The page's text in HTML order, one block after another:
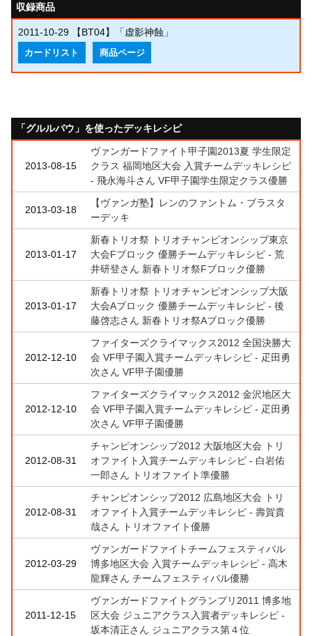
収録商品
2011-10-29 【BT04】「虚影神蝕」
カードリスト 商品ページ
「グルルバウ」を使ったデッキレシピ
2013-08-15
ヴァンガードファイト甲子園2013夏 学生限定
クラス 福岡地区大会 入賞チームデッキレシピ
- 飛永海斗さん VF甲子園学生限定クラス優勝
2013-03-18
【ヴァンガ塾】レンのファントム・ブラスタ
ーデッキ
2013-01-17
新春トリオ祭 トリオチャンピオンシップ東京
大会Fブロック 優勝チームデッキレシピ - 荒
井研登さん 新春トリオ祭Fブロック優勝
2013-01-17
新春トリオ祭 トリオチャンピオンシップ大阪
大会Aブロック 優勝チームデッキレシピ - 後
藤啓志さん 新春トリオ祭Aブロック優勝
2012-12-10
ファイターズクライマックス2012 全国決勝大
会 VF甲子園入賞チームデッキレシピ - 疋田勇
次さん VF甲子園優勝
2012-12-10
ファイターズクライマックス2012 金沢地区大
会 VF甲子園入賞チームデッキレシピ - 疋田勇
次さん VF甲子園優勝
2012-08-31
チャンピオンシップ2012 大阪地区大会 トリ
オファイト入賞チームデッキレシピ - 白岩佑
一郎さん トリオファイト準優勝
2012-08-31
チャンピオンシップ2012 広島地区大会 トリ
オファイト入賞チームデッキレシピ - 壽賀貴
哉さん トリオファイト優勝
2012-03-29
ヴァンガードファイトチームフェスティバル
博多地区大会 入賞チームデッキレシピ - 高木
龍輝さん チームフェスティバル優勝
2011-12-15
ヴァンガードファイトグランプリ2011 博多地
区大会 ジュニアクラス入賞者デッキレシピ -
坂本清正さん ジュニアクラス第４位